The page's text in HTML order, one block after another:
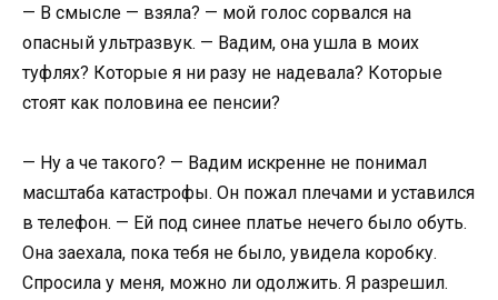
— В смысле — взяла? — мой голос сорвался на
опасный ультразвук. — Вадим, она ушла в моих
туфлях? Которые я ни разу не надевала? Которые
стоят как половина ее пенсии?
— Ну а че такого? — Вадим искренне не понимал
масштаба катастрофы. Он пожал плечами и уставился
в телефон. — Ей под синее платье нечего было обуть.
Она заехала, пока тебя не было, увидела коробку.
Спросила у меня, можно ли одолжить. Я разрешил.